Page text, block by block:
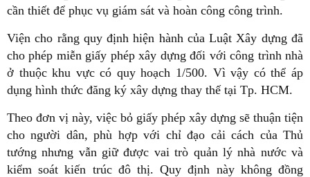
cần thiết để phục vụ giám sát và hoàn công công trình.
Viện cho rằng quy định hiện hành của Luật Xây dựng đã
cho phép miễn giấy phép xây dựng đối với công trình nhà
ở thuộc khu vực có quy hoạch 1/500. Vì vậy có thể áp
dụng hình thức đăng ký xây dựng thay thế tại Tp. HCM.
Theo đơn vị này, việc bỏ giấy phép xây dựng sẽ thuận tiện
cho người dân, phù hợp với chỉ đạo cải cách của Thủ
tướng nhưng vẫn giữ được vai trò quản lý nhà nước và
kiểm soát kiến trúc đô thị. Quy định này không đồng